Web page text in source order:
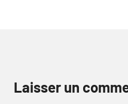
Laisser un